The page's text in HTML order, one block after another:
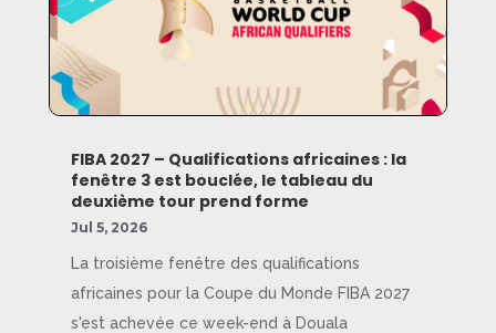
FIBA 2027 – Qualifications africaines : la
fenêtre 3 est bouclée, le tableau du
deuxième tour prend forme
Jul 5, 2026
La troisième fenêtre des qualifications
africaines pour la Coupe du Monde FIBA 2027
s'est achevée ce week-end à Douala